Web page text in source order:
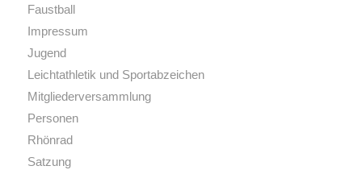
Faustball
Impressum
Jugend
Leichtathletik und Sportabzeichen
Mitgliederversammlung
Personen
Rhönrad
Satzung